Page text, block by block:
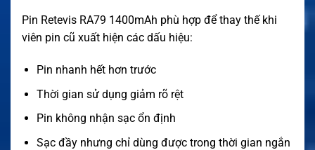
Pin Retevis RA79 1400mAh phù hợp để thay thế khi
viên pin cũ xuất hiện các dấu hiệu:
Pin nhanh hết hơn trước
Thời gian sử dụng giảm rõ rệt
Pin không nhận sạc ổn định
Sạc đầy nhưng chỉ dùng được trong thời gian ngắn